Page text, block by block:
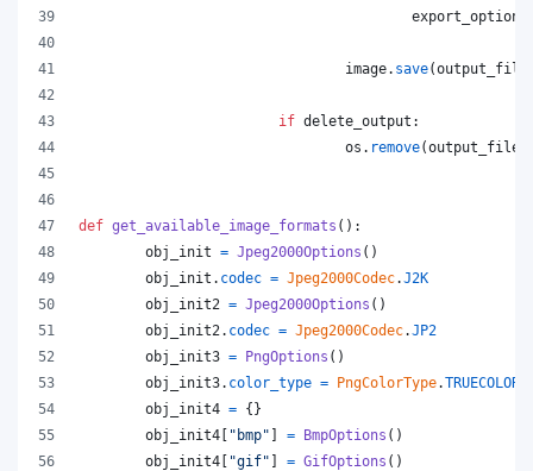
export_options
image. save(output_file
if delete_output :
os . remove(output_file
def get_available_image_formats ():
obj_init = Jpeg2000Options ()
obj_init . codec = Jpeg2000Codec.J2K
obj_init2 = Jpeg2000Options ()
obj_init2 . codec = Jpeg2000Codec.JP2
obj_init3 = PngOptions ()
obj_init3. color_type = PngColorType.
obj_init4 = {}
obj_init4 [ "bmp" ] = BmpOptions ()
obj_init4 [ "gif" ] = GifOptions ()